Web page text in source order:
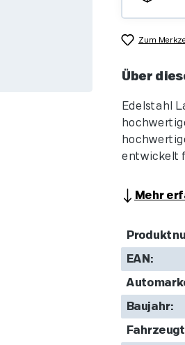
Zum
Über
Edelstahl
entwickelt
Mehr
EAN:
Baujahr: